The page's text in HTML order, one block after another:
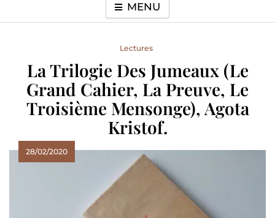
MENU
Lectures
La Trilogie Des Jumeaux (Le
Grand Cahier, La Preuve, Le
Troisième Mensonge), Agota
Kristof.
28/02/2020